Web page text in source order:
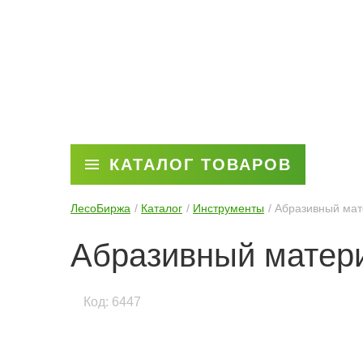
КАТАЛОГ ТОВАРОВ
ЛесоБиржа Каталог Инструменты Абразивный
Абразивный
Код: 6447